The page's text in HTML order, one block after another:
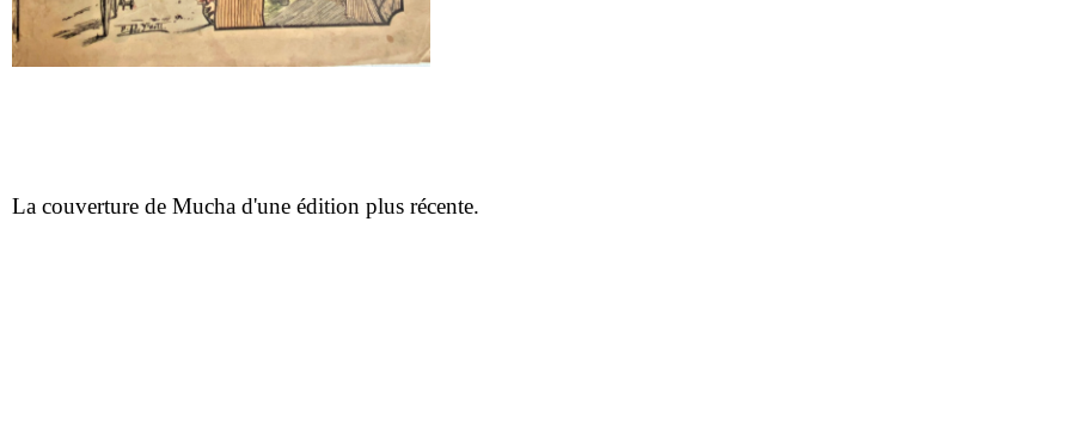
La couverture de Mucha d'une édition plus récente.